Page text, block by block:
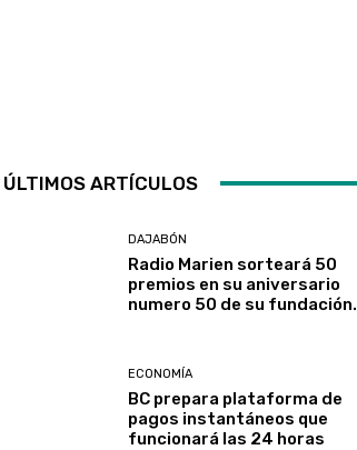
ÚLTIMOS ARTÍCULOS
DAJABÓN
Radio Marien sorteará 50
premios en su aniversario
numero 50 de su fundación.
ECONOMÍA
BC prepara plataforma de
pagos instantáneos que
funcionará las 24 horas